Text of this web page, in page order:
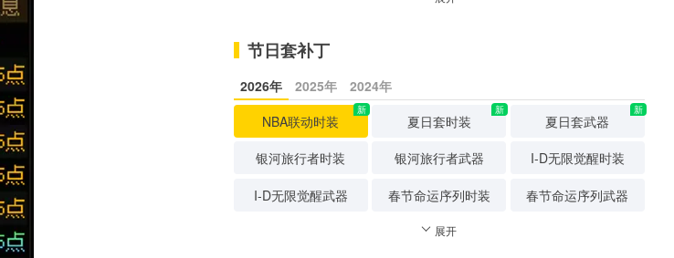
节日套补丁
2026年 2025年
2024年
NBA联动时装
新
夏日套时装
新
夏日套武器
新
银河旅行者时装 银河旅行者武器 I-D无限觉醒时装
I-D无限觉醒武器 春节命运序列时装 春节命运序列武器
展开